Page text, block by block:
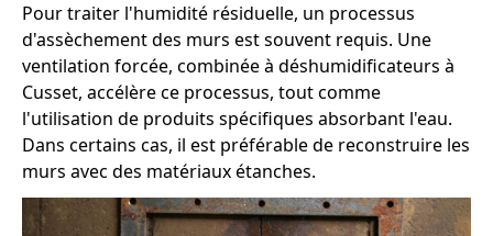
Pour traiter l'humidité résiduelle, un processus
d'assèchement des murs est souvent requis. Une
ventilation forcée, combinée à déshumidificateurs à
Cusset, accélère ce processus, tout comme
l'utilisation de produits spécifiques absorbant l'eau.
Dans certains cas, il est préférable de reconstruire les
murs avec des matériaux étanches.